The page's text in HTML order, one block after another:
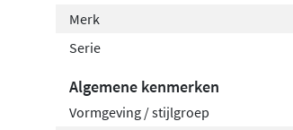
Merk
Serie
Algemene kenmerken
Vormgeving / stijlgroep